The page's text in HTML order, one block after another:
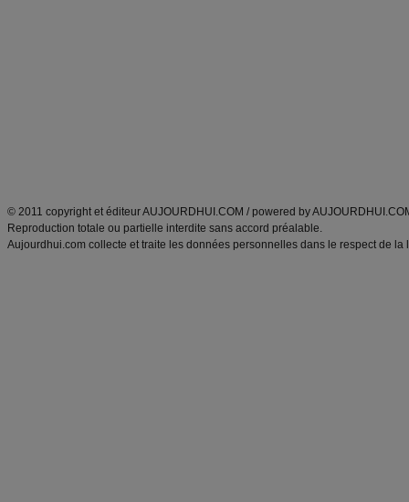
© 2011 copyright et éditeur AUJOURDHUI.COM / powered by
Reproduction totale ou partielle interdite sans accord préalable.
Aujourdhui.com collecte et traite les données personnelles dans le respect de